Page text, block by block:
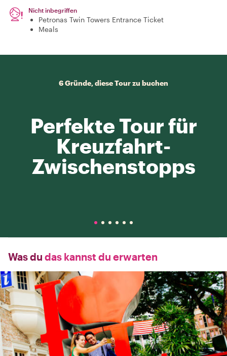
Nicht inbegriffen
Petronas Twin Towers Entrance Ticket
Meals
6 Gründe, diese Tour zu buchen
Perfekte Tour für
Kreuzfahrt-
Zwischenstopps
Was du das kannst du erwarten